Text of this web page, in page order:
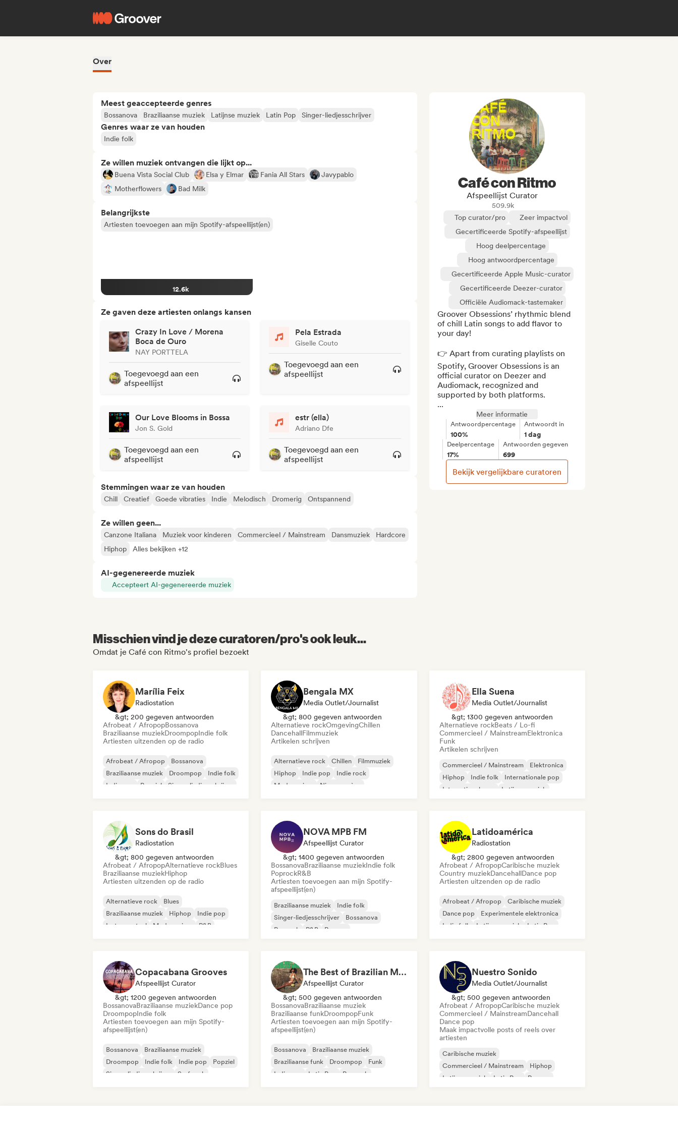
Over
Meest geaccepteerde genres
Bossanova Braziliaanse muziek Latijnse muziek Latin Pop Singer-liedjesschrijver
Genres waar ze van houden
Indie folk
Ze willen muziek ontvangen die lijkt op...
Buena Vista Social Club Elsa y Elmar Fania All Stars
Javypablo
Motherflowers
Bad Milk
Belangrijkste
Artiesten toevoegen aan mijn Spotify-afspeellijst(en)
12.6k
Ze gaven deze artiesten onlangs kansen
Crazy In Love / Morena
Boca de Ouro
NAY PORTTELA
Toegevoegd aan een
afspeellijst
Pela Estrada
Giselle Couto
Toegevoegd aan een
afspeellijst
Our Love Blooms in Bossa
Jon S. Gold
Toegevoegd aan een
afspeellijst
estr (ella)
Adriano Dfe
Toegevoegd aan een
afspeellijst
Stemmingen waar ze van houden
Chill Creatief Goede vibraties Indie Melodisch Dromerig Ontspannend
Ze willen geen...
Canzone Italiana Muziek voor kinderen Commercieel / Mainstream Dansmuziek
Hardcore
Hiphop
Alles bekijken +12
AI-gegenereerde muziek
Accepteert AI-gegenereerde muziek
Café con Ritmo
Afspeellijst Curator
509.9k
Top curator/pro
Zeer impactvol
Gecertificeerde Spotify-afspeellijst
Hoog deelpercentage
Hoog antwoordpercentage
Gecertificeerde Apple Music-curator
Gecertificeerde Deezer-curator
Officiële Audiomack-tastemaker
Groover Obsessions’ rhythmic blend
of chill Latin songs to add flavor to
your day!
👉 Apart from curating playlists on
Spotify, Groover Obsessions is an
official curator on Deezer and
Audiomack, recognized and
supported by both platforms.
...
Meer informatie
Antwoordpercentage
100%
Antwoordt in
1 dag
Deelpercentage
17%
Antwoorden gegeven
699
Bekijk vergelijkbare curatoren
Misschien vind je deze curatoren/pro's ook leuk...
Omdat je Café con Ritmo's profiel bezoekt
Marília Feix
Radiostation
&gt; 200 gegeven antwoorden
Afrobeat / AfropopBossanova
Braziliaanse muziekDroompopIndie folk
Artiesten uitzenden op de radio
Afrobeat / Afropop
Bossanova
Braziliaanse muziek
Droompop
Indie folk
Indie pop
Popziel Singer-liedjesschrijver
Bengala MX
Media Outlet/Journalist
&gt; 800 gegeven antwoorden
Alternatieve rockOmgevingChillen
DancehallFilmmuziek
Artikelen schrijven
Alternatieve rock Chillen
Filmmuziek
Hiphop
Indie pop
Indie rock
Moderne jazz
Nieuwe scène
Ella Suena
Media Outlet/Journalist
&gt; 1300 gegeven antwoorden
Alternatieve rockBeats / Lo-fi
Commercieel / MainstreamElektronica
Funk
Artikelen schrijven
Commercieel / Mainstream
Elektronica
Hiphop
Indie folk
Internationale pop
Internationale rap
Latijnse muziek
Sons do Brasil
Radiostation
&gt; 800 gegeven antwoorden
Afrobeat / AfropopAlternatieve rockBlues
Braziliaanse muziekHiphop
Artiesten uitzenden op de radio
Alternatieve rock
Blues
Braziliaanse muziek
Hiphop
Indie pop
Instrumentaal
Moderne jazz R&B
NOVA MPB FM
Afspeellijst Curator
&gt; 1400 gegeven antwoorden
BossanovaBraziliaanse muziekIndie folk
PoprockR&B
Artiesten toevoegen aan mijn Spotify-
afspeellijst(en)
Braziliaanse muziek
Indie folk
Singer-liedjesschrijver
Bossanova
Poprock
R&B Reggae
Latidoamérica
Radiostation
&gt; 2800 gegeven antwoorden
Afrobeat / AfropopCaribische muziek
Country muziekDancehallDance pop
Artiesten uitzenden op de radio
Afrobeat / Afropop
Caribische muziek
Dance pop
Experimentele elektronica
Indie folk
Latijnse muziek
Latin Pop
Copacabana Grooves
Afspeellijst Curator
&gt; 1200 gegeven antwoorden
BossanovaBraziliaanse muziekDance pop
DroompopIndie folk
Artiesten toevoegen aan mijn Spotify-
afspeellijst(en)
Bossanova
Braziliaanse muziek
Droompop
Indie folk Indie pop
Popziel
Singer-liedjesschrijver
Surf rock
The Best of Brazilian Music 🇧🇷
Afspeellijst Curator
&gt; 500 gegeven antwoorden
BossanovaBraziliaanse muziek
Braziliaanse funkDroompopFunk
Artiesten toevoegen aan mijn Spotify-
afspeellijst(en)
Bossanova
Braziliaanse muziek
Braziliaanse funk
Droompop
Funk
Indie pop
Latin Pop Poprock
Nuestro Sonido
Media Outlet/Journalist
&gt; 500 gegeven antwoorden
Afrobeat / AfropopCaribische muziek
Commercieel / MainstreamDancehall
Dance pop
Maak impactvolle posts of reels over
artiesten
Caribische muziek
Commercieel / Mainstream
Hiphop
Latijnse muziek
Latin Pop
Reggae